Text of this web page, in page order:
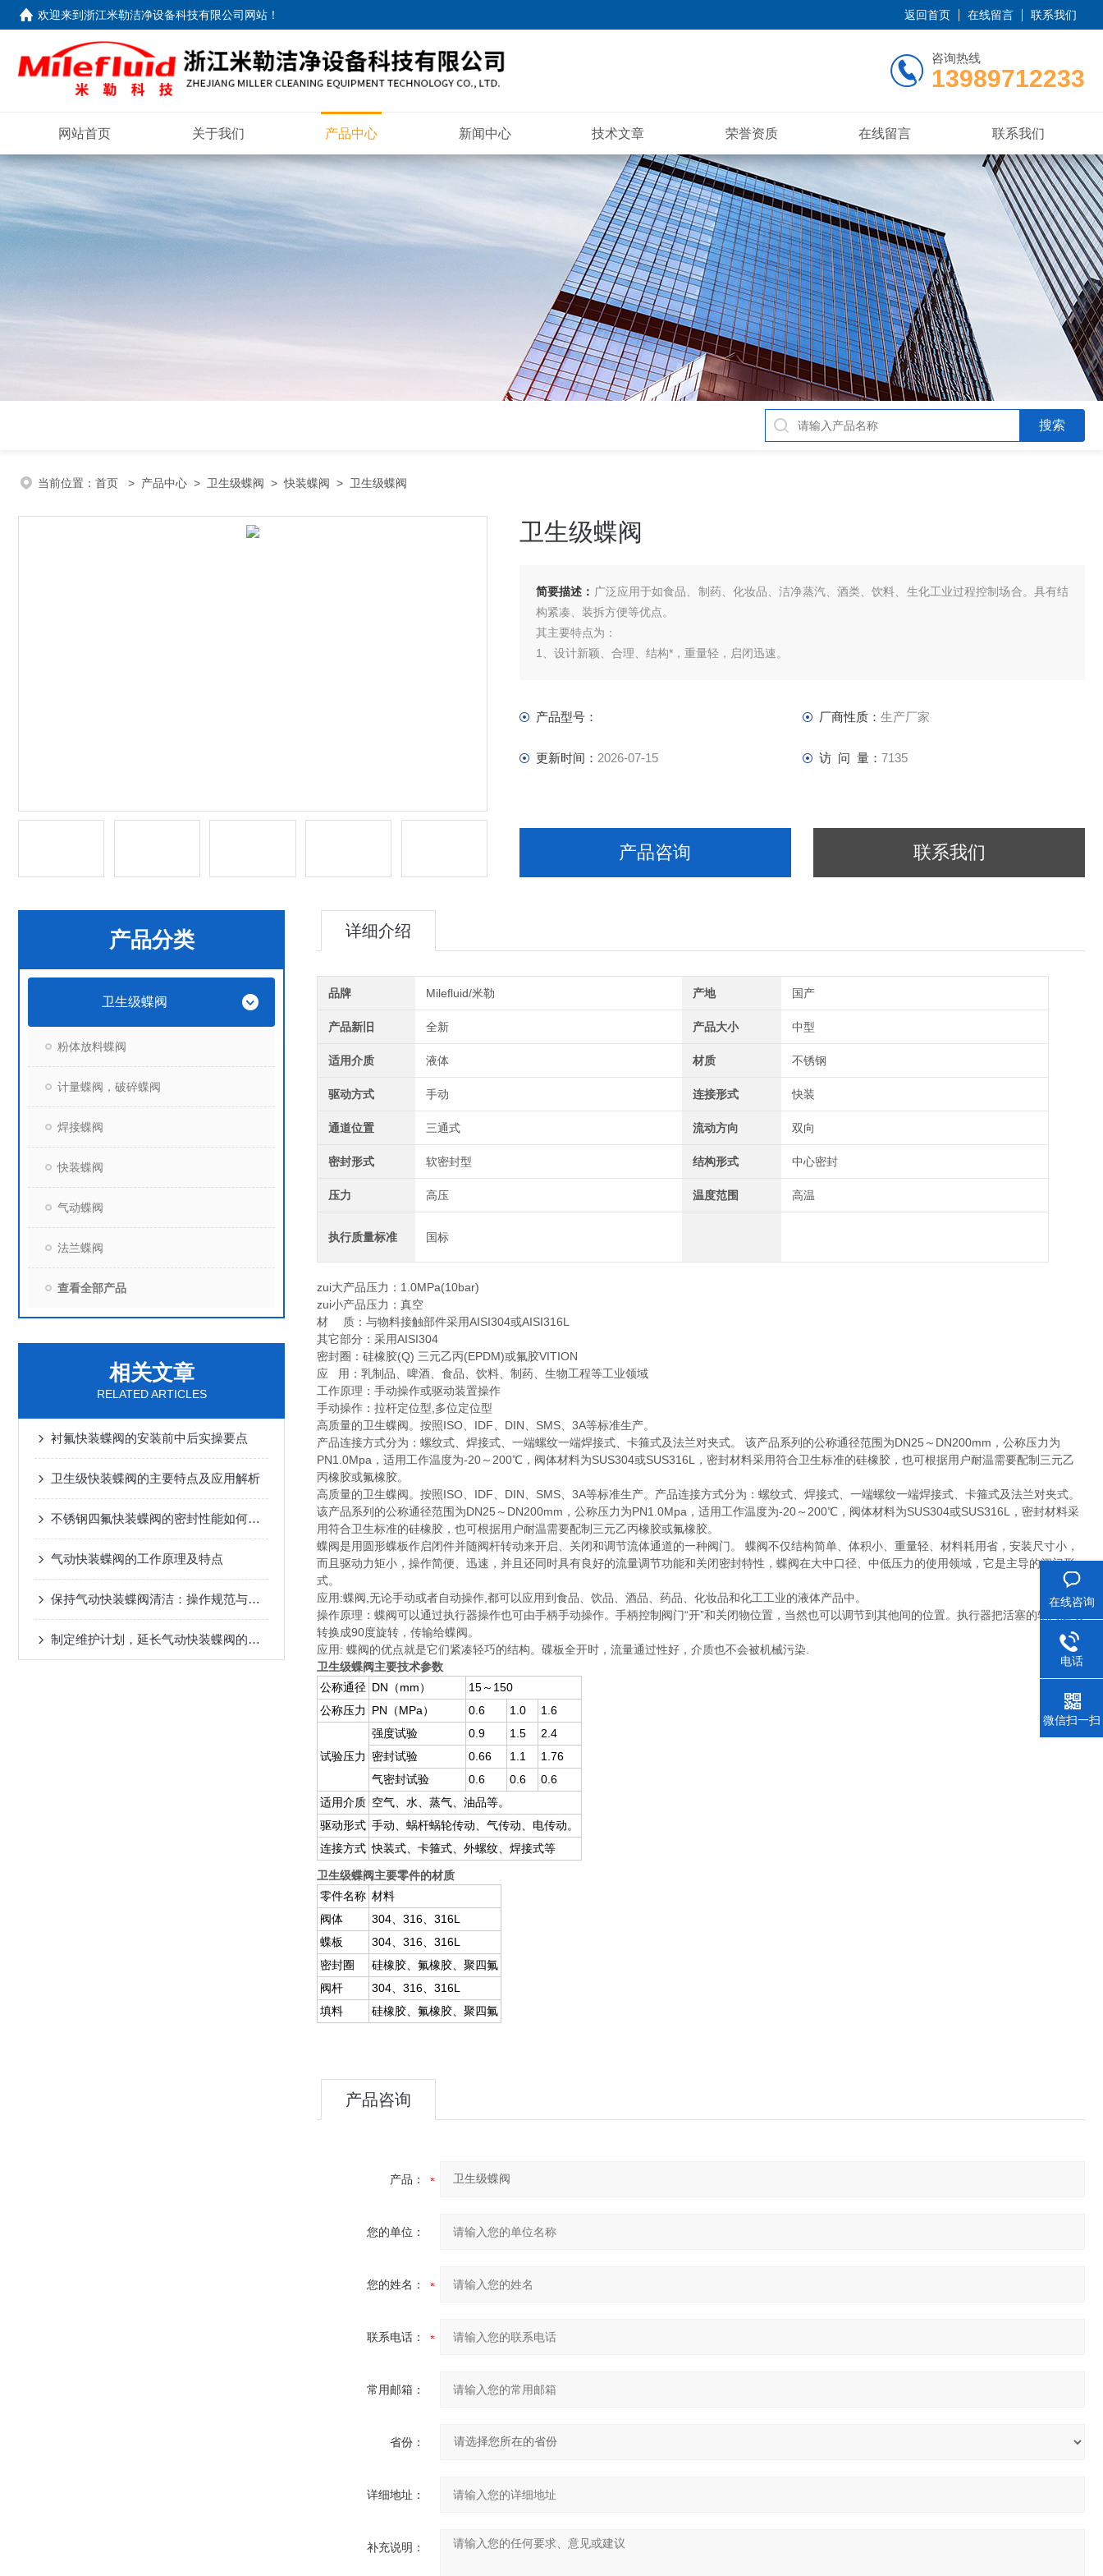
欢迎来到浙江米勒洁净设备科技有限公司网站 ！ 返回首页 在线留言 联系我们
咨询热线
13989712233
网站首页 关于我们 产品中心 新闻中心 技术文章 荣誉资质 在线留言 联系我们
当前位置： 首页 > 产品中心 > 卫生级蝶阀 >快装蝶阀 > 卫生级蝶阀
卫生级蝶阀
简要描述： 广泛应用于如食品、制药、化妆品、洁净蒸汽、酒类、饮料、生化工业过程控制场合。具有结
构紧凑、装拆方便等优点。
其主要特点为：
1、设计新颖、合理、结构*，重量轻，启闭迅速。
4、密封材料耐老化、耐腐蚀，使用寿命长等特点。
产品型号： 厂商性质： 生产厂家
更新时间： 2026-07-15 访 问 量： 7135
产品咨询 联系我们
产品分类
卫生级蝶阀
粉体放料蝶阀
计量蝶阀，破碎蝶阀
焊接蝶阀
快装蝶阀
气动蝶阀
法兰蝶阀
查看全部产品
相关文章
RELATED ARTICLES
衬氟快装蝶阀的安装前中后实操要点
卫生级快装蝶阀的主要特点及应用解析
不锈钢四氟快装蝶阀的密封性能如何保证？
气动快装蝶阀的工作原理及特点
保持气动快装蝶阀清洁：操作规范与注意事项
制定维护计划，延长气动快装蝶阀的使用寿命
详细介绍
品牌 Milefluid/米勒 产地 国产
产品新旧 全新 产品大小 中型
适用介质 液体 材质 不锈钢
驱动方式 手动 连接形式 快装
通道位置 三通式 流动方向 双向
密封形式 软密封型 结构形式 中心密封
压力 高压 温度范围 高温
执行质量标准 国标
zui大产品压力：1.0MPa(10bar)
zui小产品压力：真空
材 质：与物料接触部件采用AISI304或AISI316L
其它部分：采用AISI304
密封圈：硅橡胶(Q) 三元乙丙(EPDM)或氟胶VITION
应 用：乳制品、啤酒、食品、饮料、制药、生物工程等工业领域
工作原理：手动操作或驱动装置操作
手动操作：拉杆定位型,多位定位型
高质量的卫生蝶阀。按照ISO、IDF、DIN、SMS、3A等标准生产。
产品连接方式分为：螺纹式、焊接式、一端螺纹一端焊接式、卡箍式及法兰对夹式。 该产品系列的公称通径范围为DN25～DN200mm，公称压力为
PN1.0Mpa，适用工作温度为-20～200℃，阀体材料为SUS304或SUS316L，密封材料采用符合卫生标准的硅橡胶，也可根据用户耐温需要配制三元乙
丙橡胶或氟橡胶。
高质量的卫生蝶阀。按照ISO、IDF、DIN、SMS、3A等标准生产。产品连接方式分为：螺纹式、焊接式、一端螺纹一端焊接式、卡箍式及法兰对夹式。
该产品系列的公称通径范围为DN25～DN200mm，公称压力为PN1.0Mpa，适用工作温度为-20～200℃，阀体材料为SUS304或SUS316L，密封材料采
用符合卫生标准的硅橡胶，也可根据用户耐温需要配制三元乙丙橡胶或氟橡胶。
蝶阀是用圆形蝶板作启闭件并随阀杆转动来开启、关闭和调节流体通道的一种阀门。 蝶阀不仅结构简单、体积小、重量轻、材料耗用省，安装尺寸小，
而且驱动力矩小，操作简便、迅速，并且还同时具有良好的流量调节功能和关闭密封特性，蝶阀在大中口径、中低压力的使用领域，它是主导的阀门形
式。
应用:蝶阀,无论手动或者自动操作,都可以应用到食品、饮品、酒品、药品、化妆品和化工工业的液体产品中。
操作原理：蝶阀可以通过执行器操作也可由手柄手动操作。手柄控制阀门“开”和关闭物位置，当然也可以调节到其他间的位置。执行器把活塞的轴向运动
转换成90度旋转，传输给蝶阀。
应用: 蝶阀的优点就是它们紧凑轻巧的结构。碟板全开时，流量通过性好，介质也不会被机械污染.
卫生级蝶阀主要技术参数
公称通径 DN（mm）
15～150
公称压力
PN（MPa） 0.6 1.0 1.6
试验压力
强度试验 0.9 1.5
2.4
密封试验
0.66 1.1
1.76
气密封试验
0.6 0.6
0.6
适用介质 空气、水、蒸气、油品等。
驱动形式 手动、蜗杆蜗轮传动、气传动、电传动。
连接方式 快装式、卡箍式、外螺纹、焊接式等
卫生级蝶阀主要零件的材质
零件名称 材料
阀体
304、316、316L
蝶板
304、316、316L
密封圈
硅橡胶、氟橡胶、聚四氟
阀杆
304、316、316L
填料
硅橡胶、氟橡胶、聚四氟
产品咨询
产品：
您的单位：
您的姓名：
联系电话：
常用邮箱：
省份：
详细地址：
补充说明：
在线咨询
电话
微信扫一扫